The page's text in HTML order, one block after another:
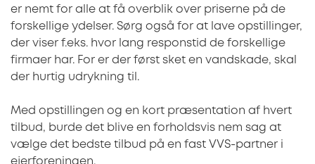
er nemt for alle at få overblik over priserne på de
forskellige ydelser. Sørg også for at lave opstillinger,
der viser f.eks. hvor lang responstid de forskellige
firmaer har. For er der først sket en vandskade, skal
der hurtig udrykning til.
Med opstillingen og en kort præsentation af hvert
tilbud, burde det blive en forholdsvis nem sag at
vælge det bedste tilbud på en fast VVS-partner i
ejerforeningen.